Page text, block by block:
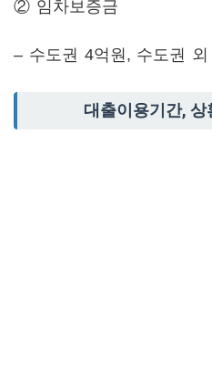
② 임차보증금
– 수도권 4억원, 수도권 외
대출이용기간,